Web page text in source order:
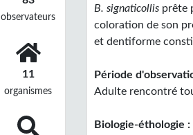
observateurs
11
organismes
B. signaticollis prête
coloration de son
et dentiforme
Période
Adulte rencontré
Biologie-éthologie :